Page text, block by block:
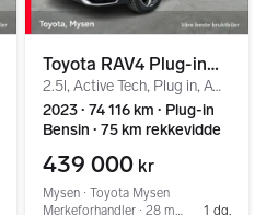
Toyota RAV4 Plug-in
Hybrid
2.5l, Active Tech, Plug in, AWD, Facelift
2023 ∙ 74 116 km ∙ Plug-in
Bensin ∙ 75 km rekkevidde
439 000 kr
Mysen ∙ Toyota Mysen
Merkeforhandler ∙ 28 mnd garanti ∙ Bytterett ∙ Service ∙ Tilstandsrapport
1 dg.